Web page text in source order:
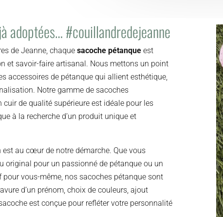
adoptées… #couillandredejeanne
de Jeanne, chaquesacoche pétanque est
et savoir-faire artisanal. Nous mettons un point
accessoires de pétanque qui allient esthétique,
Notre gamme de sacoches
cuir de qualité supérieure est idéale pour les
à la recherche d’un produit unique et
est au cœur de notre démarche. Que vous
original pour un passionné de pétanque ou un
vous-même, nos sacoches pétanque sont
d’un prénom, choix de couleurs, ajout
est conçue pour refléter votre personnalité